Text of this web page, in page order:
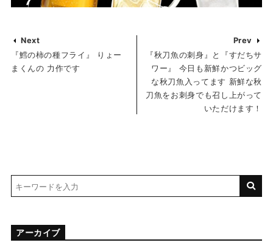
Next
『鱈の柿の種フライ』 りょー
まくんの 力作です
Prev
『秋刀魚の刺身』と『すだちサ
ワー』 今日も新鮮かつビッグ
な秋刀魚入ってます 新鮮な秋
刀魚をお刺身でも召し上がって
いただけます！
アーカイブ